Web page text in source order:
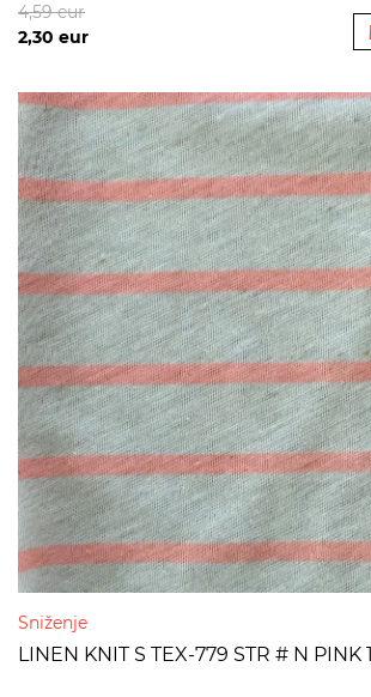
2,30 eur
4,59eur
Sniženje
LINEN KNIT S TEX-779 STR # N PINK